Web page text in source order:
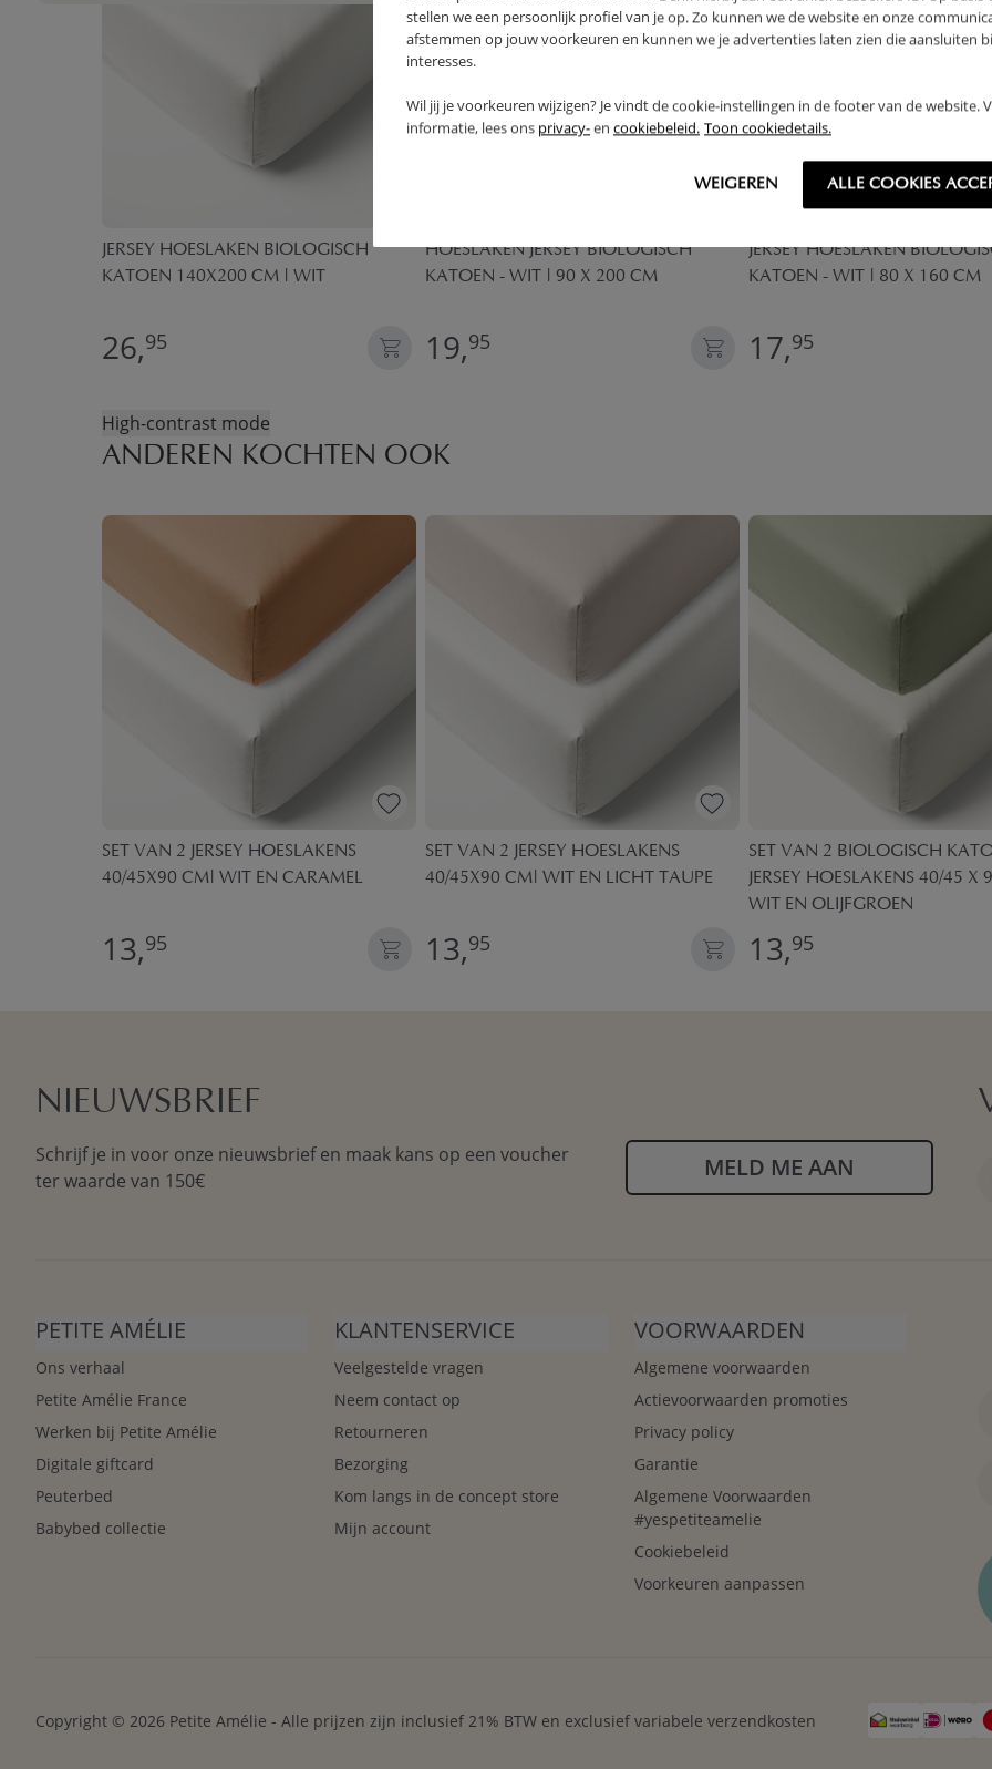
stellen we een persoonlijk profiel van je op. Zo kunnen we de website en onze
afstemmen op jouw voorkeuren en kunnen we je advertenties laten zien die aansluiten
interesses.
Wil jij je voorkeuren wijzigen? Je vindt de cookie-instellingen in de footer van de website.
informatie, lees ons privacy-en cookiebeleid. Toon cookiedetails.
WEIGEREN ALLE COOKIES
JERSEY HOESLAKEN BIOLOGISCH
KATOEN 140X200 CM | WIT
26,95
HOESLAKEN JERSEY BIOLOGISCH
KATOEN - WIT | 90 X 200 CM
19,95
JERSEY HOESLAKEN
KATOEN - WIT | 80 X 160 CM
17,95
High-contrast mode
ANDEREN KOCHTEN OOK
SET VAN 2 JERSEY HOESLAKENS
40/45X90 CM| WIT EN CARAMEL
13,95
SET VAN 2 JERSEY HOESLAKENS
40/45X90 CM| WIT EN LICHT TAUPE
13,95
SET VAN 2 BIOLOGISCH
JERSEY HOESLAKENS 40/45 X
WIT EN OLIJFGROEN
13,95
NIEUWSBRIEF
Schrijf je in voor onze nieuwsbrief en maak kans op een voucher
ter waarde van 150€
MELD ME AAN
PETITE AMÉLIE
Ons verhaal
Petite Amélie France
Werken bij Petite Amélie
Digitale giftcard
Peuterbed
Babybed collectie
KLANTENSERVICE
Veelgestelde vragen
Neem contact op
Retourneren
Bezorging
Kom langs in de concept store
Mijn account
VOORWAARDEN
Algemene voorwaarden
Actievoorwaarden promoties
Privacy policy
Garantie
Algemene Voorwaarden
#yespetiteamelie
Cookiebeleid
Voorkeuren aanpassen
Copyright © 2026 Petite Amélie - Alle prijzen zijn inclusief 21% BTW en exclusief variabele verzendkosten